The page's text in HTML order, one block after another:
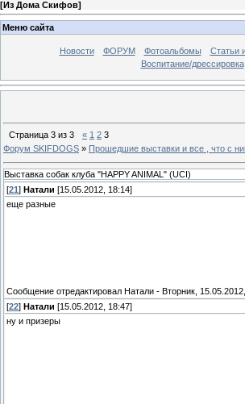
[Из Дома Скифов]
Меню сайта
Новости ФОРУМ Фотоальбомы Статьи
Воспитание/дрессировка
Страница 3 из 3 « 1 2 3
Форум SKIFDOGS » Прошедшие выставки и все , что с
Выставка собак клуба "HAPPY ANIMAL" (UCI)
[21] Натали [15.05.2012, 18:14]
еще разные
Сообщение отредактировал Натали - Вторник,
[22] Натали [15.05.2012, 18:47]
ну и призеры